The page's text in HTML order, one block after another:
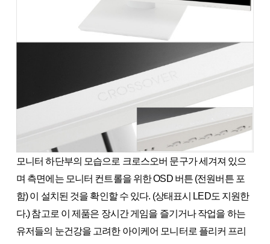
모니터 하단부의 모습으로 크로스오버 문구가 세겨져 있으
며 측면에는 모니터 컨트롤을 위한 OSD 버튼 (전원버튼 포
함) 이 설치된 것을 확인할 수 있다. (상태표시 LED도 지원한
다.) 참고로 이 제품은 장시간 게임을 즐기거나 작업을 하는
유저들의 눈건강을 고려한 아이케어 모니터로 플리커 프리